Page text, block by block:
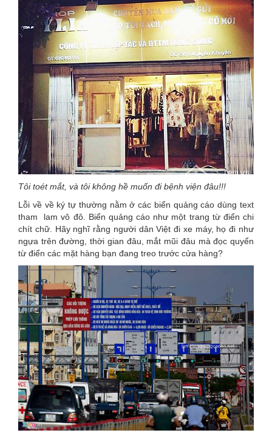
Tôi toét mắt, và tôi không hề muốn đi bệnh viện đâu!!!
Lỗi về về ký tự thường nằm ở các biển quảng cáo dùng text
tham lam vô đô. Biển quảng cáo như một trang từ điển chi
chít chữ. Hãy nghĩ rằng người dân Việt đi xe máy, họ đi như
ngựa trên đường, thời gian đâu, mắt mũi đâu mà đọc quyển
từ điển các mặt hàng bạn đang treo trước cửa hàng?